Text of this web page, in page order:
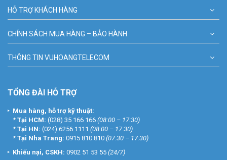
HỖ TRỢ KHÁCH HÀNG
CHÍNH SÁCH MUA HÀNG – BẢO HÀNH
THÔNG TIN VUHOANGTELECOM
TỔNG ĐÀI HỖ TRỢ
Mua hàng, hỗ trợ kỹ thuật:
* Tại HCM: (028) 35 166 166 (08:00 – 17:30)
* Tại HN: (024) 6256 1111 (08:00 – 17:30)
* Tại Nha Trang: 0915 810 810 (07:30 – 17:30)
Khiếu nại, CSKH: 0902 51 53 55 (24/7)